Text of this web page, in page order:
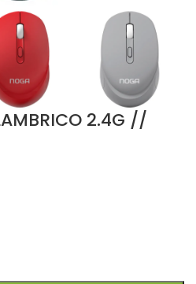
2.4G //